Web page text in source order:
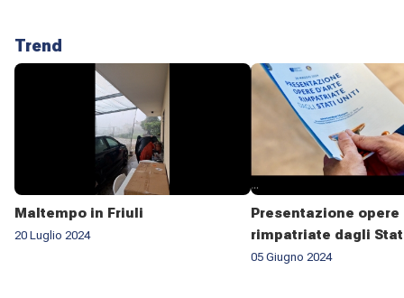
Trend
Maltempo in Friuli
20 Luglio 2024
Presentazione
rimpatriate dagli
05 Giugno 2024